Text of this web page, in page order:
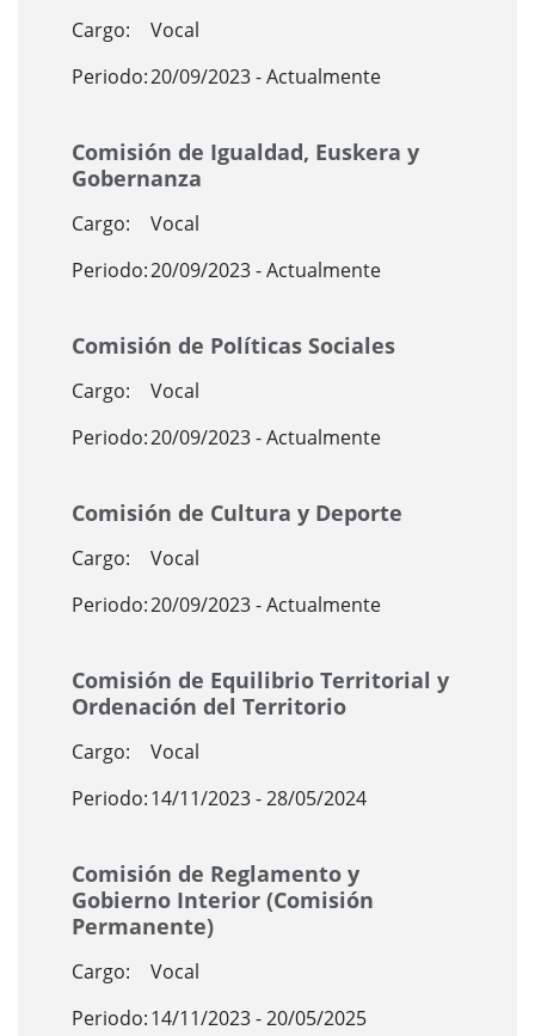
Cargo:
Vocal
Periodo:20/09/2023 - Actualmente
Comisión de Igualdad, Euskera y
Gobernanza
Cargo:
Vocal
Periodo:20/09/2023 - Actualmente
Comisión de Políticas Sociales
Cargo:
Vocal
Periodo:20/09/2023 - Actualmente
Comisión de Cultura y Deporte
Cargo:
Vocal
Periodo:20/09/2023 - Actualmente
Comisión de Equilibrio Territorial y
Ordenación del Territorio
Cargo:
Vocal
Periodo:14/11/2023 - 28/05/2024
Comisión de Reglamento y
Gobierno Interior (Comisión
Permanente)
Cargo:
Vocal
Periodo:14/11/2023 - 20/05/2025